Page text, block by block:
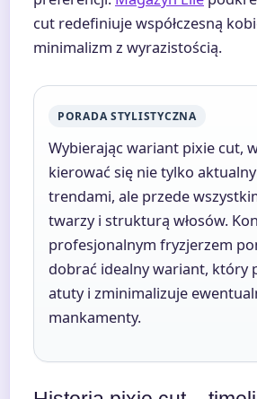
cut redefiniuje współczesną
minimalizm z wyrazistością.
PORADA STYLISTYCZNA
Wybierając wariant pixie cut,
kierować się nie tylko
trendami, ale przede
twarzy i strukturą włosów.
profesjonalnym fryzjerzem
dobrać idealny wariant, który
atuty i zminimalizuje
mankamenty.